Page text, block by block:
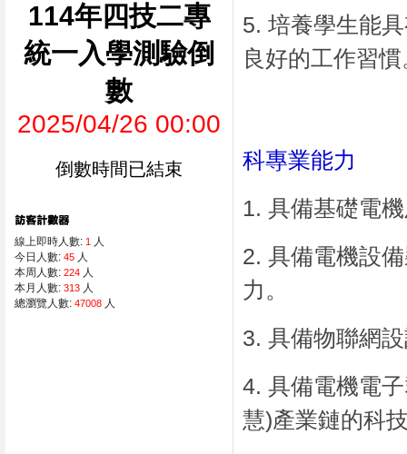
114年四技二專
統一入學測驗倒
數
2025/04/26 00:00
倒數時間已結束
線上即時人數: 1 人
今日人數: 45 人
本周人數: 224 人
本月人數: 313 人
總瀏覽人數: 47008 人
5. 培養學生能
良好的工作習慣
科專業能力
1. 具備基礎電
2. 具備電機設
力。
3. 具備物聯網
4. 具備電機電
慧)產業鏈的科